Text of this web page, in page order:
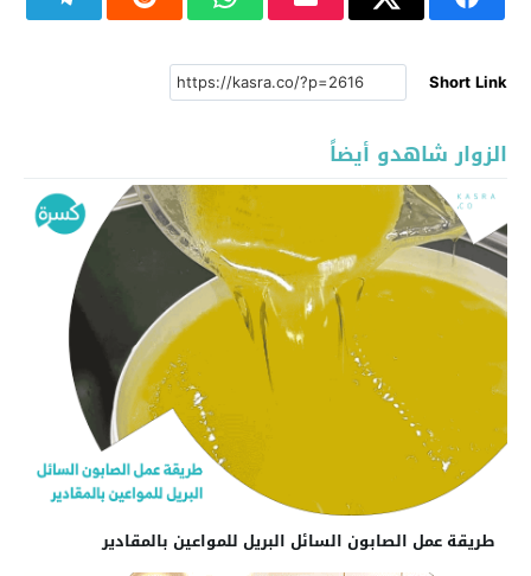
Short Link
الزوار شاهدو أيضاً
طريقة عمل الصابون السائل البريل للمواعين بالمقادير